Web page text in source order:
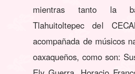
mientras tanto la
Tlahuitoltepec del
acompañada de músicos
oaxaqueños, como son: